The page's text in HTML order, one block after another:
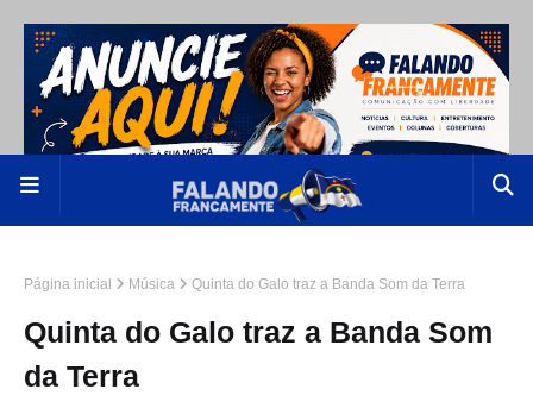
Página inicial Música Quinta do Galo traz a Banda Som da Terra
Quinta do Galo traz a Banda Som
da Terra